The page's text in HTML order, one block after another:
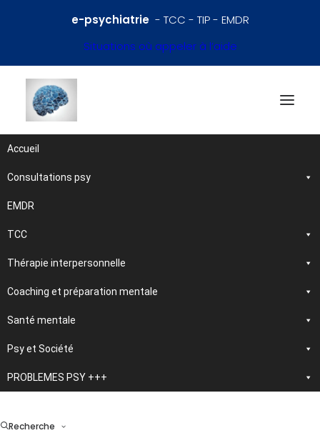
e-psychiatrie- TCC - TIP - EMDR
Situations où appeler à l’aide
Accueil
Consultations psy
EMDR
TCC
Thérapie interpersonnelle
Coaching et préparation mentale
Santé mentale
Psy et Société
PROBLEMES PSY +++
Recherche
et santé mentale
Traitements et
psychothérapies
nouvelle application